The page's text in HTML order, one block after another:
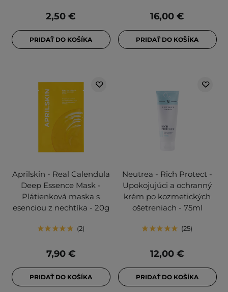
2,50 €
PRIDAŤ DO KOŠÍKA
16,00 €
PRIDAŤ DO KOŠÍKA
Aprilskin - Real Calendula
Deep Essence Mask -
Plátienková maska s
esenciou z nechtíka - 20g
2
7,90 €
PRIDAŤ DO KOŠÍKA
Neutrea - Rich Protect -
Upokojujúci a ochranný
krém po kozmetických
ošetreniach - 75ml
25
12,00 €
PRIDAŤ DO KOŠÍKA